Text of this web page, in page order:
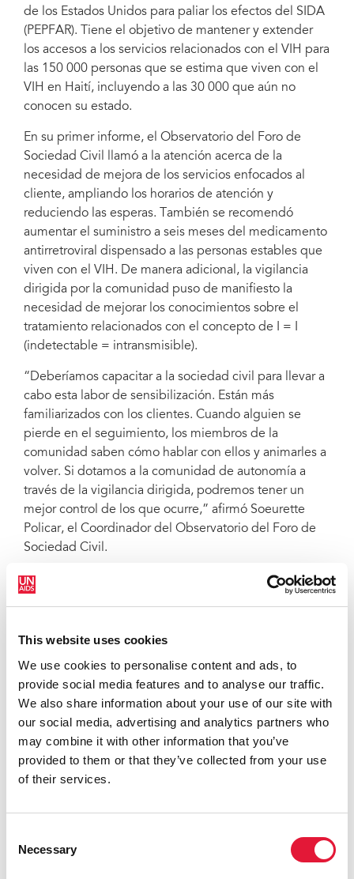
This website uses cookies
We use cookies to personalise content and ads, to
provide social media features and to analyse our traffic.
We also share information about your use of our site with
our social media, advertising and analytics partners who
may combine it with other information that you’ve
provided to them or that they’ve collected from your use
of their services.
Selection
Necessary
de los Estados Unidos para paliar los efectos del SIDA
(PEPFAR). Tiene el objetivo de mantener y extender
los accesos a los servicios relacionados con el VIH para
las 150 000 personas que se estima que viven con el
VIH en Haití, incluyendo a las 30 000 que aún no
conocen su estado.
En su primer informe, el Observatorio del Foro de
Sociedad Civil llamó a la atención acerca de la
necesidad de mejora de los servicios enfocados al
cliente, ampliando los horarios de atención y
reduciendo las esperas. También se recomendó
aumentar el suministro a seis meses del medicamento
antirretroviral dispensado a las personas estables que
viven con el VIH. De manera adicional, la vigilancia
dirigida por la comunidad puso de manifiesto la
necesidad de mejorar los conocimientos sobre el
tratamiento relacionados con el concepto de I = I
(indetectable = intransmisible).
“Deberíamos capacitar a la sociedad civil para llevar a
cabo esta labor de sensibilización. Están más
familiarizados con los clientes. Cuando alguien se
pierde en el seguimiento, los miembros de la
comunidad saben cómo hablar con ellos y animarles a
volver. Si dotamos a la comunidad de autonomía a
través de la vigilancia dirigida, podremos tener un
mejor control de los que ocurre,” afirmó Soeurette
Policar, el Coordinador del Observatorio del Foro de
Sociedad Civil.
El responsable de la prevención del VIH en el
Ministerio de Salud Pública y Población, Steve Mc
vigilancia dirigida por la comunidad nos dirá cómo se
recibiendo las personas desde la perspectiva del
cliente. Este acercamiento nos ayudará a orquestar
intervenciones para las necesidades especificas de los
pacientes. También nos facilitará atender los
problemas con las pruebas de detección. Pero sobre
todo nos servirá para retener a la gente en la atención.
Alcanzar los objetivos es muy bueno,” confirmó.
A lo largo del último año, el país ha lidiado con crisis